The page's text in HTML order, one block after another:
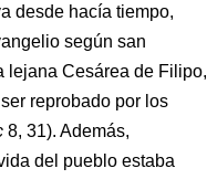
desde hacía tiempo,
según san
lejana Cesárea de Filipo,
reprobado por los
8, 31). Además,
del pueblo estaba